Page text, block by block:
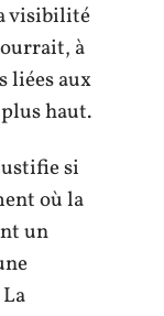
visibilité
à
liées aux
haut.
si
où la
un